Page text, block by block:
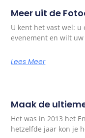
Meer uit de
U kent het vast wel:
evenement en wilt
Lees Meer
Maak de
Het was in 2013 het
hetzelfde jaar kon je